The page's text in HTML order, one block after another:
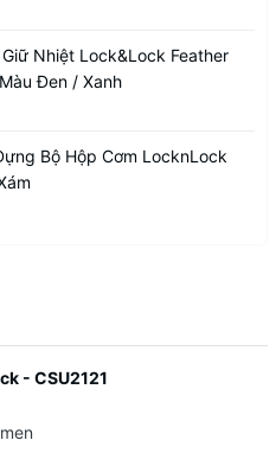
Nhiệt Lock&Lock Feather
Đen / Xanh
Bộ Hộp Cơm LocknLock
- CSU2121